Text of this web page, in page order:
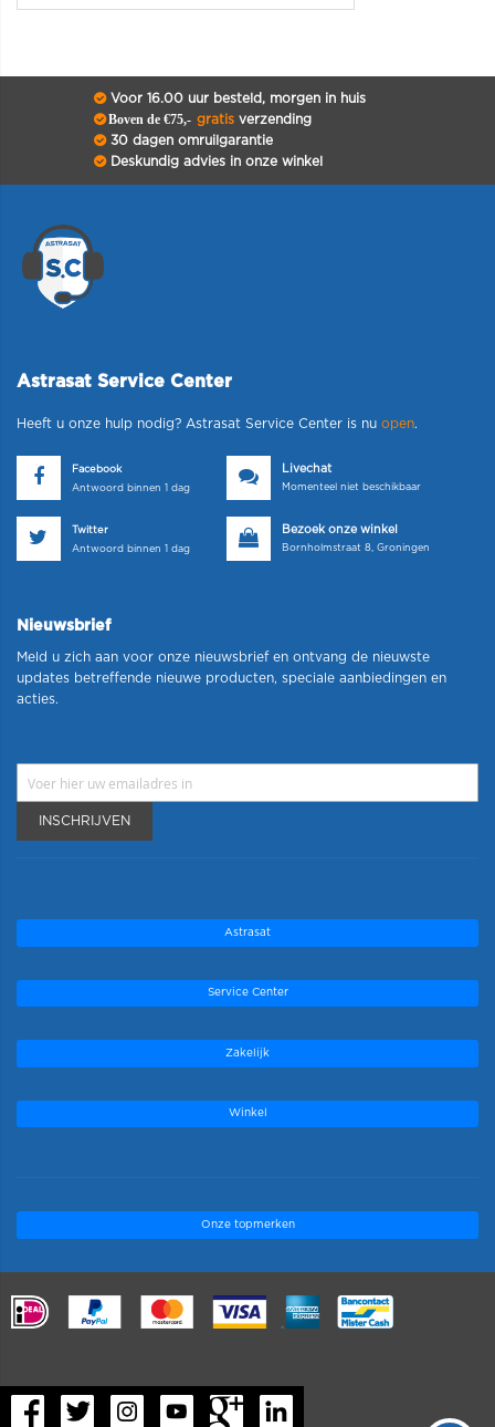
Voor 16.00 uur besteld, morgen in huis
Boven de €75,- gratisverzending
30 dagen omruilgarantie
Deskundig advies in onze winkel
Astrasat Service Center
Heeft u onze hulp nodig? Astrasat Service Center is nu open.
Facebook
Antwoord binnen 1 dag
Livechat
Momenteel niet beschikbaar
Twitter
Antwoord binnen 1 dag
Bezoek onze winkel
Bornholmstraat 8, Groningen
Nieuwsbrief
Meld u zich aan voor onze nieuwsbrief en ontvang de nieuwste
updates betreffende nieuwe producten, speciale aanbiedingen en
acties.
INSCHRIJVEN
Astrasat
Service Center
Zakelijk
Winkel
Onze topmerken
.